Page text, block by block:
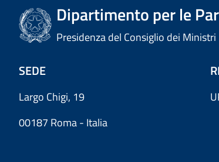
Dipartimento per le
Presidenza del Consiglio dei Ministri
SEDE
Largo Chigi, 19
00187 Roma - Italia